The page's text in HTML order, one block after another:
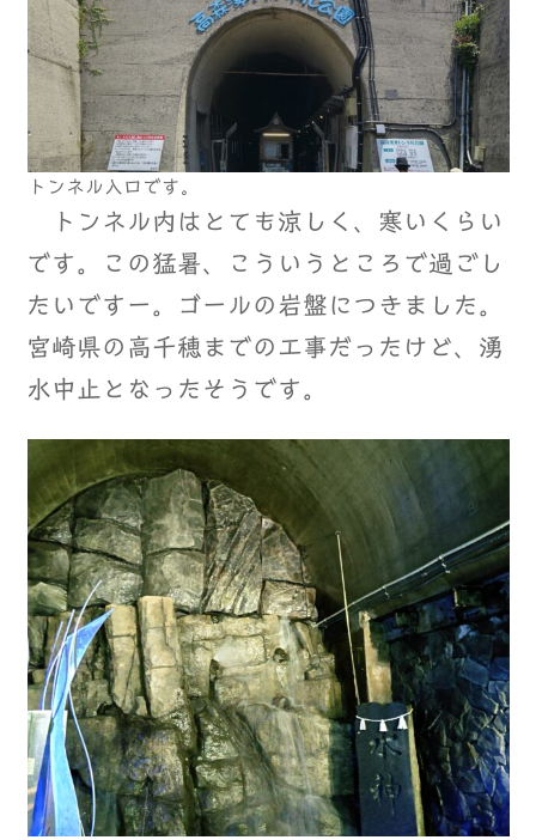
トンネル入口です。
トンネル内はとても涼しく、寒いくらい
です。この猛暑、こういうところで過ごし
たいですー。ゴールの岩盤につきました。
宮崎県の高千穂までの工事だったけど、湧
水中止となったそうです。